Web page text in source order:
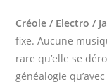
Créole / Electro /
fixe. Aucune
rare qu’elle se
généalogie